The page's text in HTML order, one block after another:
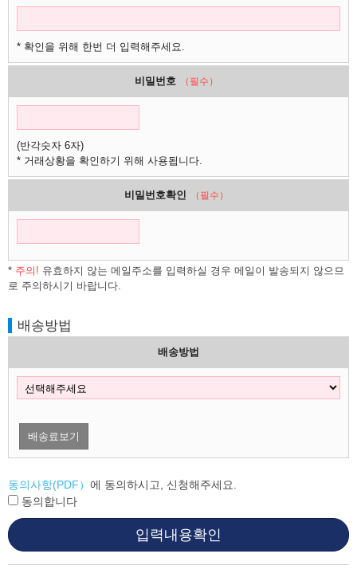
* 확인을 위해 한번 더 입력해주세요.
비밀번호 （필수）
(반각숫자 6자)
* 거래상황을 확인하기 위해 사용됩니다.
비밀번호확인 （필수）
* 주의! 유효하지 않는 메일주소를 입력하실 경우 메일이 발송되지 않으므
로 주의하시기 바랍니다.
배송방법
배송방법
배송료보기
동의사항(PDF） 에 동의하시고, 신청해주세요.
동의합니다
입력내용확인